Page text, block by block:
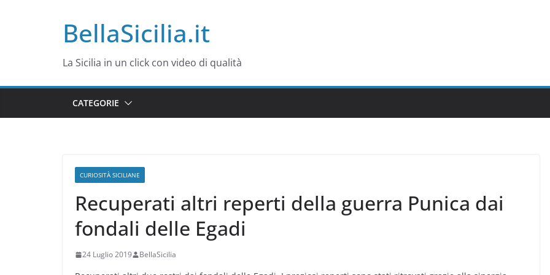
BellaSicilia.it
La Sicilia in un click con video di qualità
CATEGORIE
CURIOSITÀ SICILIANE
Recuperati altri reperti della guerra Punica dai
fondali delle Egadi
24 Luglio 2019 BellaSicilia